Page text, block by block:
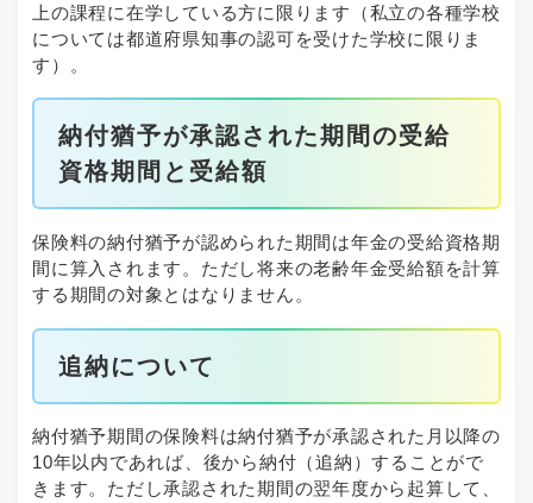
上の課程に在学している方に限ります（私立の各種学校
については都道府県知事の認可を受けた学校に限りま
す）。
納付猶予が承認された期間の受給
資格期間と受給額
保険料の納付猶予が認められた期間は年金の受給資格期
間に算入されます。ただし将来の老齢年金受給額を計算
する期間の対象とはなりません。
追納について
納付猶予期間の保険料は納付猶予が承認された月以降の
10年以内であれば、後から納付（追納）することがで
きます。ただし承認された期間の翌年度から起算して、